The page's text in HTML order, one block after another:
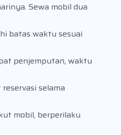
Sewa mobil dua
batas waktu sesuai
penjemputan, waktu
selama
mobil, berperilaku